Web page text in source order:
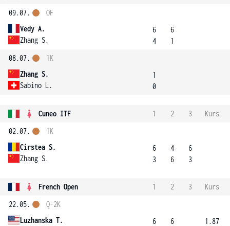
09.07.
Vedy A.
Zhang S.
OF
6
4
6
1
08.07.
Zhang S.
Sabino L.
1K
1
0
Cuneo ITF 1 2 3
Kurs
02.07.
Cirstea S.
Zhang S.
1K
6
3
4
6
6
3
French Open 1 2 3
Kurs
22.05.
Luzhanska T.
Q-2K
6
6 1.87